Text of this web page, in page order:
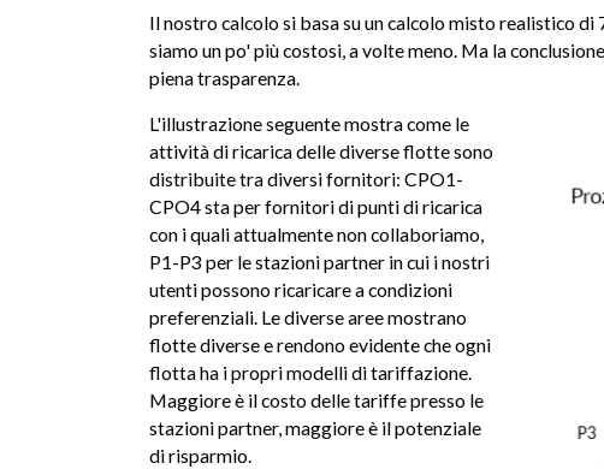
Il nostro calcolo si basa su un calcolo misto realistico
siamo un po' più costosi, a volte meno. Ma la
piena trasparenza.
L'illustrazione seguente mostra come le
attività di ricarica delle diverse flotte sono
distribuite tra diversi fornitori: CPO1-
CPO4 sta per fornitori di punti di ricarica
con i quali attualmente non collaboriamo,
P1-P3 per le stazioni partner in cui i nostri
utenti possono ricaricare a condizioni
preferenziali. Le diverse aree mostrano
flotte diverse e rendono evidente che ogni
flotta ha i propri modelli di tariffazione.
Maggiore è il costo delle tariffe presso le
stazioni partner, maggiore è il potenziale
di risparmio.